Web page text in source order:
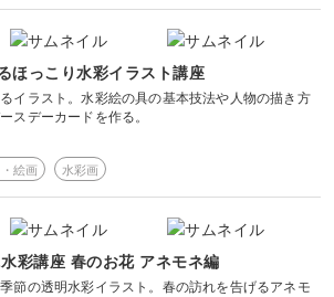
ほっこり水彩イラスト講座
イラスト。水彩絵の具の基本技法や人物の描き方
スデーカードを作る。
絵画 水彩画
彩講座 春のお花 アネモネ編
節の透明水彩イラスト。春の訪れを告げるアネモ